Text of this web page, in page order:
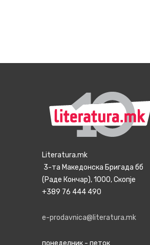
Literatura.mk
3-та Македонска Бригада бб
(Раде Кончар), 1000, Скопје
+389 76 444 490
e-prodavnica@literatura.mk
понеделник - петок